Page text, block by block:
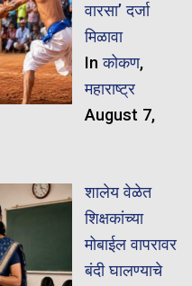
वारसा’ दर्जा
मिळावा
Inकोकण,
महाराष्ट्र
August 7,
शालेय वेळेत
शिक्षकांच्या
मोबाईल वापरावर
बंदी घालण्याचे